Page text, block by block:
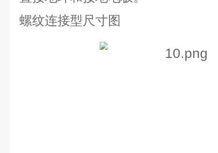
螺纹连接型尺寸图